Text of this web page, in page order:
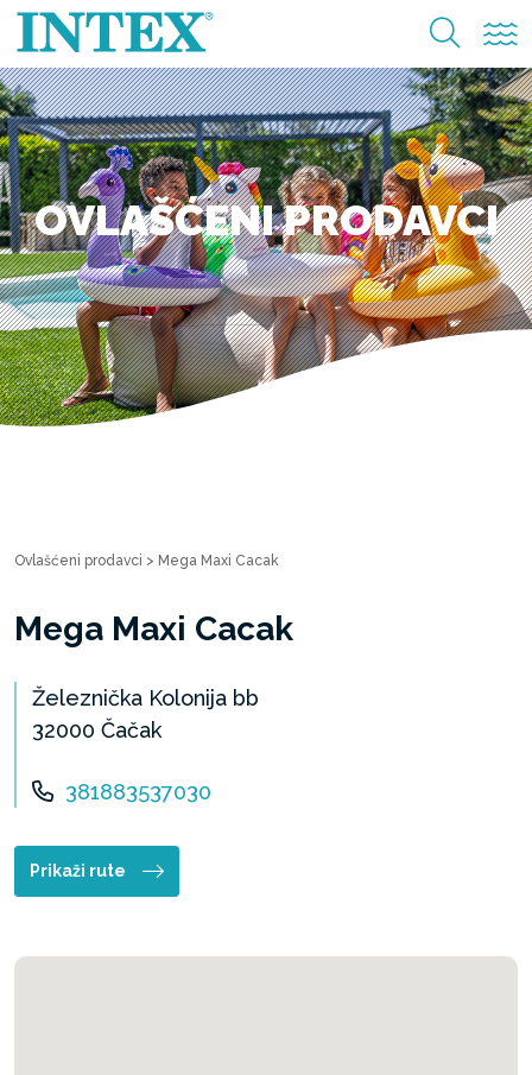
OVLAŠĆENI PRODAVCI
Ovlašćeni prodavci > Mega Maxi Cacak
Mega Maxi Cacak
Železnička Kolonija bb
32000 Čačak
381883537030
Prikaži rute